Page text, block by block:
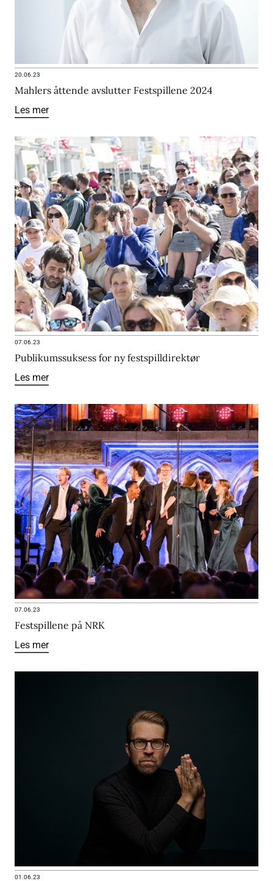
20.06.23
Mahlers åttende avslutter Festspillene 2024
Les mer
07.06.23
Publikumssuksess for ny festspilldirektør
Les mer
07.06.23
Festspillene på NRK
Les mer
01.06.23